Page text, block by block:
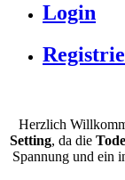
Login
Herzlich
Setting, da die
Spannung und ein